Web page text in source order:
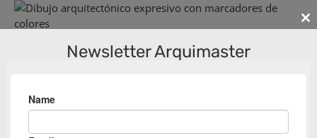
Newsletter Arquimaster